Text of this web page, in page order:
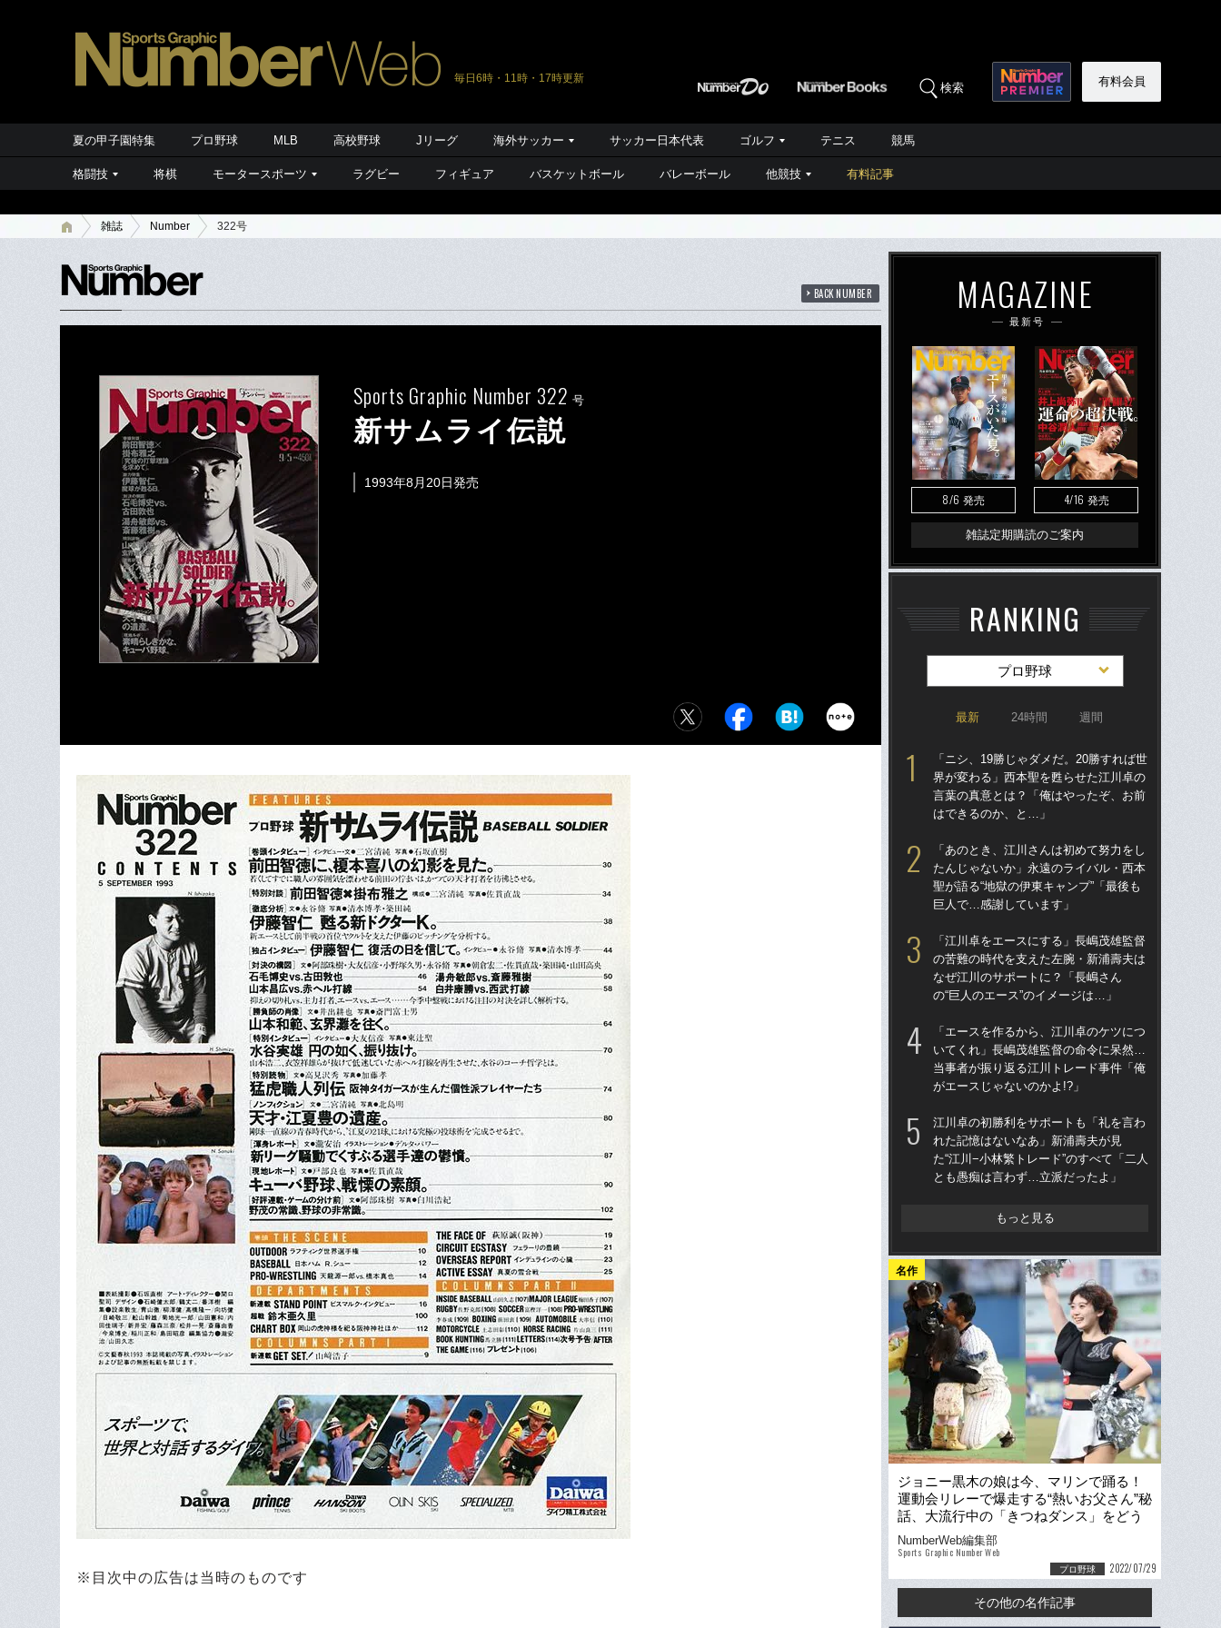
毎日6時・11時・17時更新
検索 有料会員
夏の甲子園特集 プロ野球 MLB 高校野球 Jリーグ 海外サッカー サッカー日本代表 ゴルフ テニス 競馬
格闘技 将棋 モータースポーツ ラグビー フィギュア バスケットボール バレーボール 他競技 有料記事
雑誌 Number 322号
BACK NUMBER
Sports Graphic Number 322 号
新サムライ伝説
1993年8月20日発売
※目次中の広告は当時のものです
MAGAZINE
最新号
8/6 発売 4/16 発売
雑誌定期購読のご案内
RANKING
プロ野球
最新 24時間 週間
「ニシ、19勝じゃダメだ。20勝すれば世
界が変わる」西本聖を甦らせた江川卓の
言葉の真意とは？「俺はやったぞ、お前
はできるのか、と…」
「あのとき、江川さんは初めて努力をし
たんじゃないか」永遠のライバル・西本
聖が語る“地獄の伊東キャンプ”「最後も
巨人で…感謝しています」
「江川卓をエースにする」長嶋茂雄監督
の苦難の時代を支えた左腕・新浦壽夫は
なぜ江川のサポートに？「長嶋さん
の“巨人のエース”のイメージは…」
「エースを作るから、江川卓のケツにつ
いてくれ」長嶋茂雄監督の命令に呆然…
当事者が振り返る江川トレード事件「俺
がエースじゃないのかよ!?」
江川卓の初勝利をサポートも「礼を言わ
れた記憶はないなあ」新浦壽夫が見
た“江川−小林繁トレード”のすべて「二人
とも愚痴は言わず…立派だったよ」
もっと見る
名作
ジョニー黒木の娘は今、マリンで踊る！
運動会リレーで爆走する“熱いお父さん”秘
話、大流行中の「きつねダンス」をどう
思う？
NumberWeb編集部
Sports Graphic Number Web
プロ野球 2022/07/29
その他の名作記事